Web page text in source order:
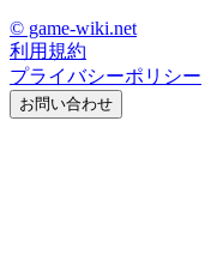
© game-wiki.net
利用規約
プライバシーポリシー
お問い合わせ